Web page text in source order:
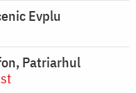
Evplu
Patriarhul